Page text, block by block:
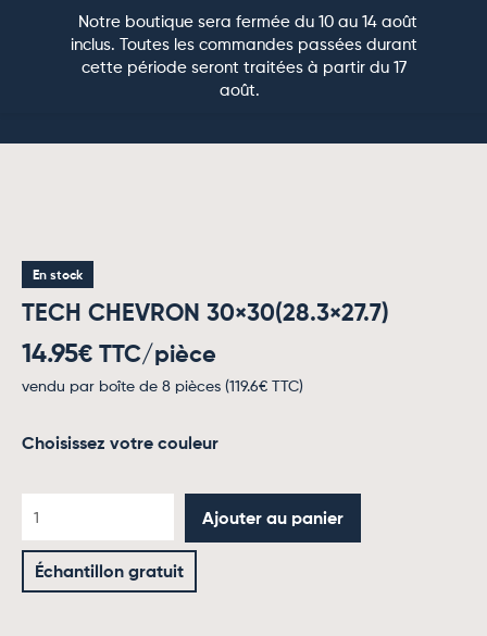
0
En stock
TECH CHEVRON 30×30(28.3×27.7)
14.95€ TTC/pièce
vendu par boîte de 8 pièces (119.6€ TTC)
Choisissez votre couleur
Ajouter au panier
Échantillon gratuit
Notre boutique sera fermée du 10 au 14 août
inclus. Toutes les commandes passées durant
cette période seront traitées à partir du 17
août.